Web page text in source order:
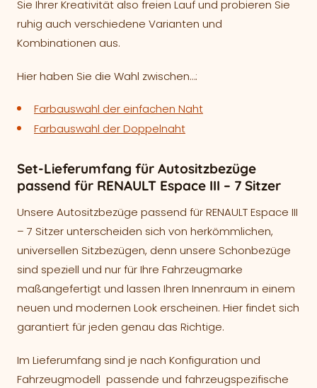
Sie Ihrer Kreativität also freien Lauf und probieren Sie
ruhig auch verschiedene Varianten und
Kombinationen aus.
Hier haben Sie die Wahl zwischen…:
Farbauswahl der einfachen Naht
Farbauswahl der Doppelnaht
Set-Lieferumfang für Autositzbezüge
passend für RENAULT Espace III – 7 Sitzer
Unsere Autositzbezüge passend für RENAULT Espace III
– 7 Sitzer unterscheiden sich von herkömmlichen,
universellen Sitzbezügen, denn unsere Schonbezüge
sind speziell und nur für Ihre Fahrzeugmarke
maßangefertigt und lassen Ihren Innenraum in einem
neuen und modernen Look erscheinen. Hier findet sich
garantiert für jeden genau das Richtige.
Im Lieferumfang sind je nach Konfiguration und
Fahrzeugmodell passende und fahrzeugspezifische